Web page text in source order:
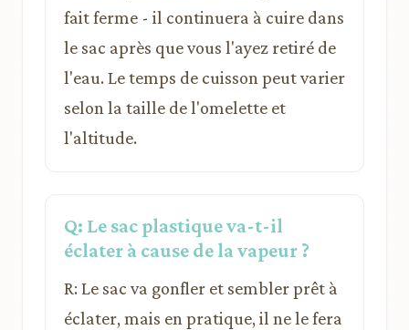
fait ferme - il continuera à cuire dans
le sac après que vous l'ayez retiré de
l'eau. Le temps de cuisson peut varier
selon la taille de l'omelette et
l'altitude.
Q: Le sac plastique va-t-il
éclater à cause de la vapeur ?
R: Le sac va gonfler et sembler prêt à
éclater, mais en pratique, il ne le fera